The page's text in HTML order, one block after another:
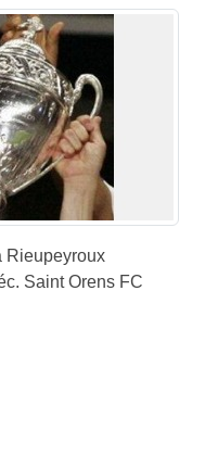
Rieupeyroux
Saint Orens FC